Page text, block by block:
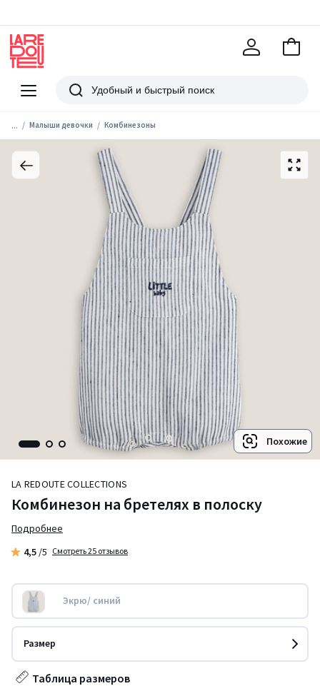
Меню
Redoute
Поиск
В
... Малыши девочки Комбинезоны
Похожие
LA REDOUTE COLLECTIONS
Комбинезон на бретелях в полоску
Подробнее
4,5 /5 Смотреть 25 отзывов
Экрю/ синий
Размер
Таблица размеров